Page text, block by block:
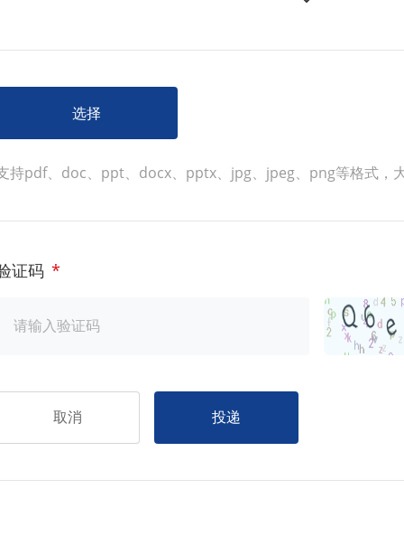
选择
持pdf、doc、ppt、docx、pptx、jpg、jpeg、png等格式，
证码 *
取消 投递